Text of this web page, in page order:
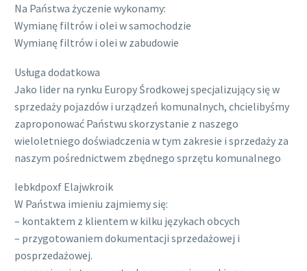
Na Państwa życzenie wykonamy:
Wymianę filtrów i olei w samochodzie
Wymianę filtrów i olei w zabudowie
Usługa dodatkowa
Jako lider na rynku Europy Środkowej specjalizujący się w
sprzedaży pojazdów i urządzeń komunalnych, chcielibyśmy
zaproponować Państwu skorzystanie z naszego
wieloletniego doświadczenia w tym zakresie i sprzedaży za
naszym pośrednictwem zbędnego sprzętu komunalnego
Iebkdpoxf Elajwkroik
W Państwa imieniu zajmiemy się:
– kontaktem z klientem w kilku językach obcych
– przygotowaniem dokumentacji sprzedażowej i
posprzedażowej.